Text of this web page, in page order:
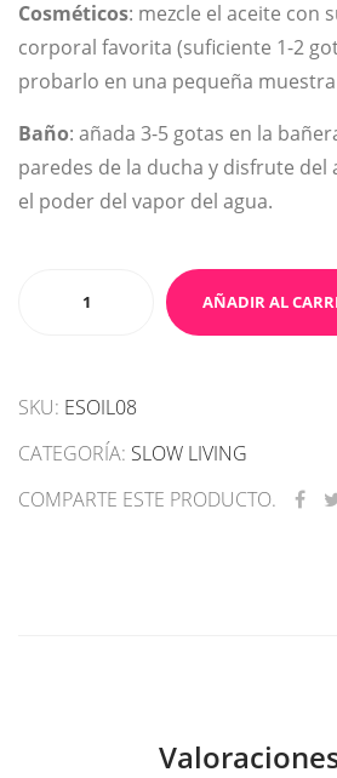
Cosméticos: mezcle el aceite con
corporal favorita (suficiente 1-2
probarlo en una pequeña
Baño: añada 3-5 gotas en la
paredes de la ducha y disfrute
el poder del vapor del agua.
cantidad
AÑADIR AL
SKU: ESOIL08
CATEGORÍA: SLOW LIVING
COMPARTE ESTE PRODUCTO.